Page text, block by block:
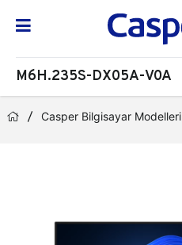
M6H.235S-DX05A-V0A
Casper Bilgisayar Modelleri